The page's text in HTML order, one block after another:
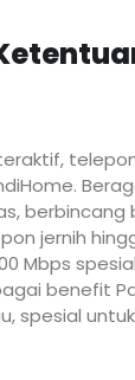
jernih
Mbps
benefit
spesial